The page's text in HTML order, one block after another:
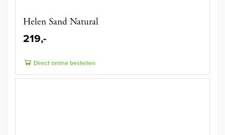
Helen Sand Natural
219,-
Direct online bestellen